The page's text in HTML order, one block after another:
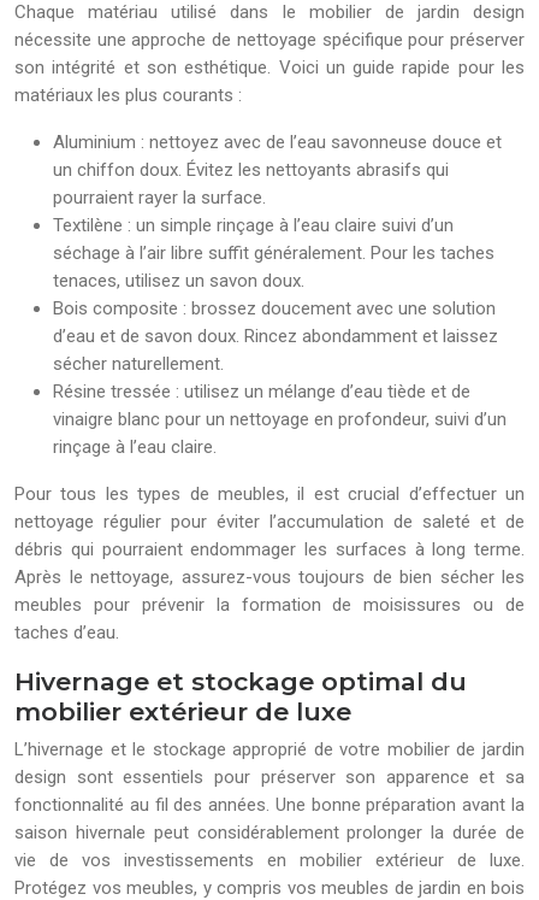
Chaque matériau utilisé dans le mobilier de jardin design
nécessite une approche de nettoyage spécifique pour préserver
son intégrité et son esthétique. Voici un guide rapide pour les
matériaux les plus courants :
Aluminium : nettoyez avec de l’eau savonneuse douce et
un chiffon doux. Évitez les nettoyants abrasifs qui
pourraient rayer la surface.
Textilène : un simple rinçage à l’eau claire suivi d’un
séchage à l’air libre suffit généralement. Pour les taches
tenaces, utilisez un savon doux.
Bois composite : brossez doucement avec une solution
d’eau et de savon doux. Rincez abondamment et laissez
sécher naturellement.
Résine tressée : utilisez un mélange d’eau tiède et de
vinaigre blanc pour un nettoyage en profondeur, suivi d’un
rinçage à l’eau claire.
Pour tous les types de meubles, il est crucial d’effectuer un
nettoyage régulier pour éviter l’accumulation de saleté et de
débris qui pourraient endommager les surfaces à long terme.
Après le nettoyage, assurez-vous toujours de bien sécher les
meubles pour prévenir la formation de moisissures ou de
taches d’eau.
Hivernage et stockage optimal du
mobilier extérieur de luxe
L’hivernage et le stockage approprié de votre mobilier de jardin
design sont essentiels pour préserver son apparence et sa
fonctionnalité au fil des années. Une bonne préparation avant la
saison hivernale peut considérablement prolonger la durée de
vie de vos investissements en mobilier extérieur de luxe.
Protégez vos meubles, y compris vos meubles de jardin en bois